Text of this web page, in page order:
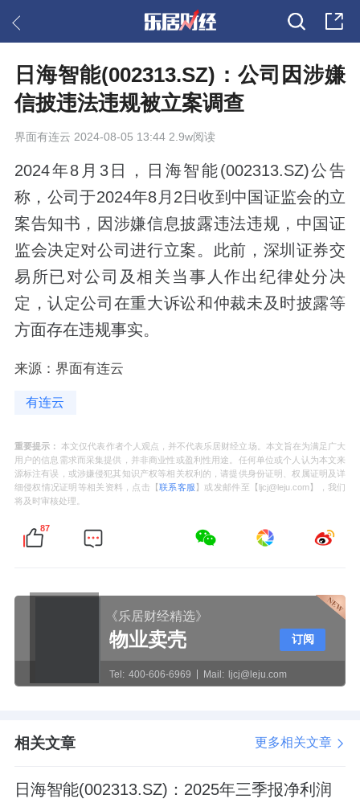
日海智能(002313.SZ)：公司因涉嫌
信披违法违规被立案调查
界面有连云 2024-08-05 13:44 2.9w阅读
2024年8月3日，日海智能(002313.SZ)公告
称，公司于2024年8月2日收到中国证监会的立
案告知书，因涉嫌信息披露违法违规，中国证
监会决定对公司进行立案。此前，深圳证券交
易所已对公司及相关当事人作出纪律处分决
定，认定公司在重大诉讼和仲裁未及时披露等
方面存在违规事实。
来源：界面有连云
有连云
重要提示： 本文仅代表作者个人观点，并不代表乐居财经立场。本文旨在为满足广大
用户的信息需求而采集提供，并非商业性或盈利性用途。任何单位或个人认为本文来
源标注有误，或涉嫌侵犯其知识产权等相关权利的，请提供身份证明、权属证明及详
细侵权情况证明等相关资料，点击【联系客服 】或发邮件至【ljcj@leju.com】，我们
将及时审核处理。
87
《乐居财经精选》
物业卖壳
Tel: 400-606-6969 Mail: ljcj@leju.com
订阅
相关文章 更多相关文章
日海智能(002313.SZ)：2025年三季报净利润